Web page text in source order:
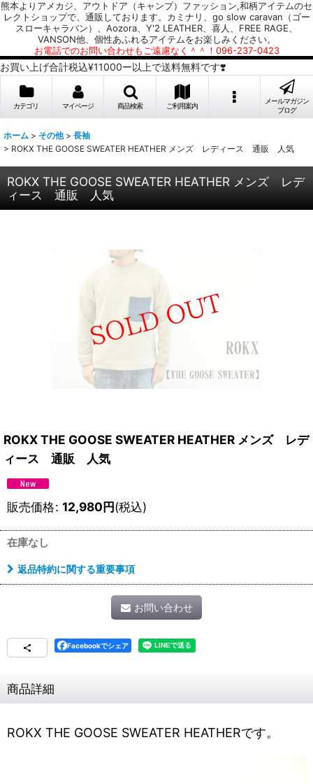
熊本よりアメカジ、アウトドア（キャンプ）ファッション,和柄アイテムのセ
レクトショップで、通販しております。カミナリ、go slow caravan（ゴー
スローキャラバン）、Aozora、Y'2 LEATHER、喜人、FREE RAGE、
VANSON他、個性あふれるアイテムをお楽しみください。
お電話でのお問い合わせもご遠慮なく＾＾！096-237-0423
お買い上げ合計税込¥11000ー以上で送料無料です❣️
カテゴリ マイページ 商品検索 ご利用案内
メールマガジン
ブログ
ホーム > その他 > 長袖
> ROKX THE GOOSE SWEATER HEATHER メンズ レディース 通販 人気
ROKX THE GOOSE SWEATER HEATHER メンズ レデ
ィース 通販 人気
ROKX THE GOOSE SWEATER HEATHER メンズ レデ
ィース 通販 人気
販売価格: 12,980円(税込)
在庫なし
返品特約に関する重要事項
お問い合わせ
Facebookでシェア
商品詳細
ROKX THE GOOSE SWEATER HEATHERです。